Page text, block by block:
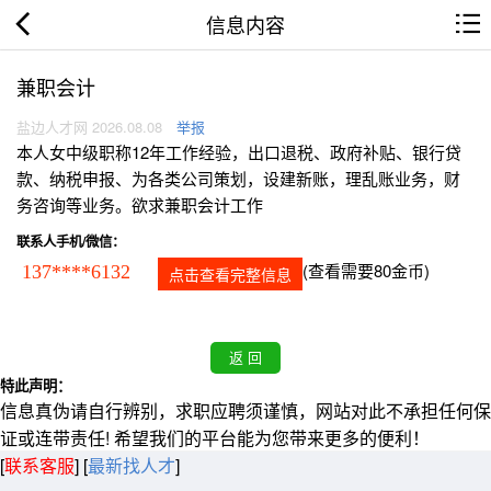
信息内容
兼职会计
盐边人才网 2026.08.08 举报
本人女中级职称12年工作经验，出口退税、政府补贴、银行贷
款、纳税申报、为各类公司策划，设建新账，理乱账业务，财
务咨询等业务。欲求兼职会计工作
联系人手机/微信：
137****6132 点击查看完整信息 (查看需要80金币)
特此声明：
信息真伪请自行辨别，求职应聘须谨慎，网站对此不承担任何保
证或连带责任! 希望我们的平台能为您带来更多的便利！
[联系客服] [最新找人才]